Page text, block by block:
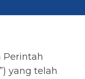
Perintah
yang telah